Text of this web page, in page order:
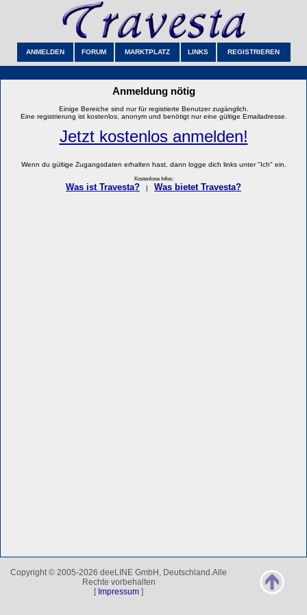
ANMELDEN FORUM MARKTPLATZ LINKS REGISTRIEREN
Anmeldung nötig
Einige Bereiche sind nur für registierte Benutzer zugänglich.
Eine registrierung ist kostenlos, anonym und benötigt nur eine gültige Emailadresse.
Jetzt kostenlos anmelden!
Wenn du gültige Zugangsdaten erhalten hast, dann logge dich links unter "Ich" ein.
Kostenlose Infos:
Was ist Travesta? Was bietet Travesta?
Copyright © 2005-2026 deeLINE GmbH, Deutschland.Alle
Rechte vorbehalten
[ Impressum ]